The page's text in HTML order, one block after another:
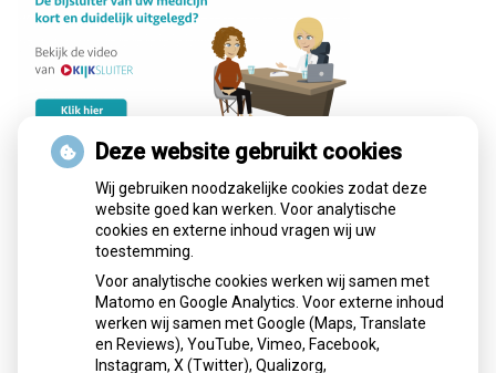
Farmacotherapeutisch Kompas
Het Farmacotherapeutisch Kompas van het
zorgverzekeringen
biedt informatie over in Nederland
verkrijgbare geneesmiddelen. Alle geneesmiddelen zijn
voorzien van duidelijke voorschrijf- en toepassingadviezen.
De website is primair bestemd voor artsen en apothekers
en degenen die voor deze beroepen worden opgeleid.
Deze website gebruikt cookies
Wij gebruiken noodzakelijke cookies zodat deze
website goed kan werken. Voor analytische
cookies en externe inhoud vragen wij uw
toestemming.
Voor analytische cookies werken wij samen met
Matomo en Google Analytics. Voor externe inhoud
werken wij samen met Google (Maps, Translate
en Reviews), YouTube, Vimeo, Facebook,
Instagram, X (Twitter), Qualizorg,